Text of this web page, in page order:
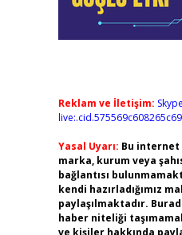
Reklam ve İletişim:
live:.cid.575569c608265c69
Yasal Uyarı: Bu
marka, kurum veya
bağlantısı
kendi hazırladığımız
paylaşılmaktadır.
haber niteliği
ve kişiler hakkında